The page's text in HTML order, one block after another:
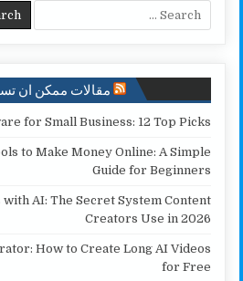
o
p
r
n
Search for:
مقالات ممكن ان
for Small Business: 12 Top Picks.
to Make Money Online: A Simple
Guide for Beginners
with AI: The Secret System Content
Creators Use in 2026
How to Create Long AI Videos
for Free